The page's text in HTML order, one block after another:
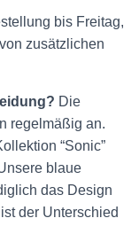
bis Freitag,
zusätzlichen
Die
regelmäßig an.
“Sonic”
blaue
das Design
der Unterschied